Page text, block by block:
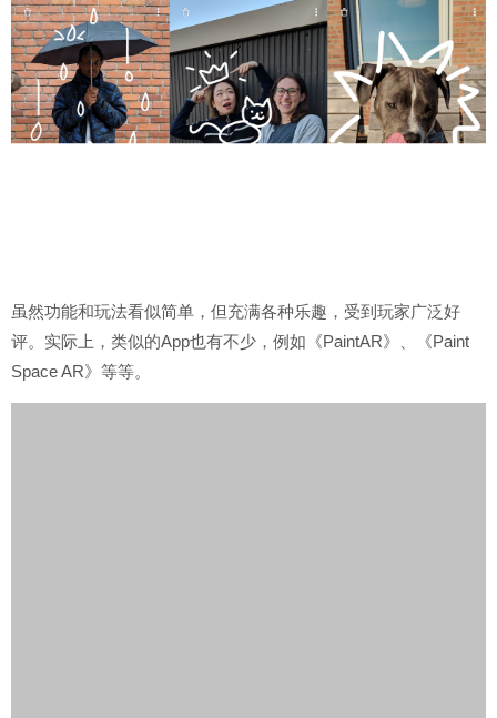
虽然功能和玩法看似简单，但充满各种乐趣，受到玩家广泛好
评。实际上，类似的App也有不少，例如《PaintAR》、《Paint
Space AR》等等。